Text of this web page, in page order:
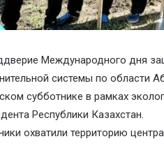
Международного дня
системы по области
субботнике в рамках
Республики Казахстан.
охватили территорию